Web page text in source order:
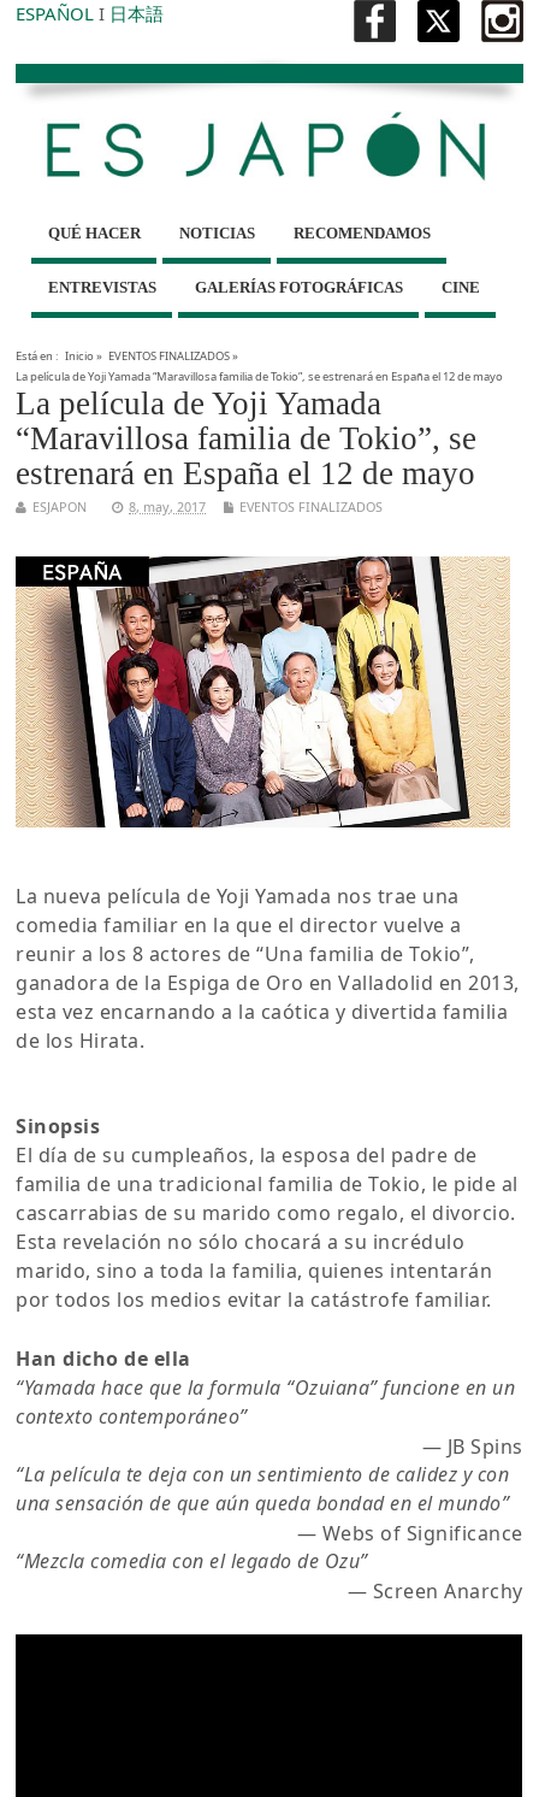
ESPAÑOL I 日本語
QUÉ HACER NOTICIAS RECOMENDAMOS
ENTREVISTAS GALERÍAS FOTOGRÁFICAS CINE
Está en : Inicio» EVENTOS FINALIZADOS»
La película de Yoji Yamada “Maravillosa familia de Tokio”, se estrenará en España el 12 de mayo
La película de Yoji Yamada
“Maravillosa familia de Tokio”, se
estrenará en España el 12 de mayo
ESJAPON 8, may, 2017 EVENTOS FINALIZADOS
La nueva película de Yoji Yamada nos trae una
comedia familiar en la que el director vuelve a
reunir a los 8 actores de “Una familia de Tokio”,
ganadora de la Espiga de Oro en Valladolid en 2013,
esta vez encarnando a la caótica y divertida familia
de los Hirata.
Sinopsis
El día de su cumpleaños, la esposa del padre de
familia de una tradicional familia de Tokio, le pide al
cascarrabias de su marido como regalo, el divorcio.
Esta revelación no sólo chocará a su incrédulo
marido, sino a toda la familia, quienes intentarán
por todos los medios evitar la catástrofe familiar.
Han dicho de ella
“Yamada hace que la formula “Ozuiana” funcione en un
contexto contemporáneo”
― JB Spins
“La película te deja con un sentimiento de calidez y con
una sensación de que aún queda bondad en el mundo”
― Webs of Significance
“Mezcla comedia con el legado de Ozu”
― Screen Anarchy